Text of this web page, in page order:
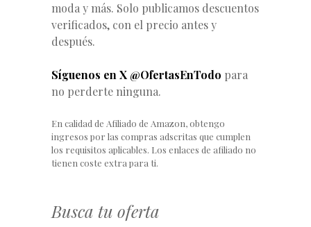
moda y más. Solo publicamos descuentos
verificados, con el precio antes y
después.
Síguenos en X @OfertasEnTodo para
no perderte ninguna.
En calidad de Afiliado de Amazon, obtengo
ingresos por las compras adscritas que cumplen
los requisitos aplicables. Los enlaces de afiliado no
tienen coste extra para ti.
Busca tu oferta